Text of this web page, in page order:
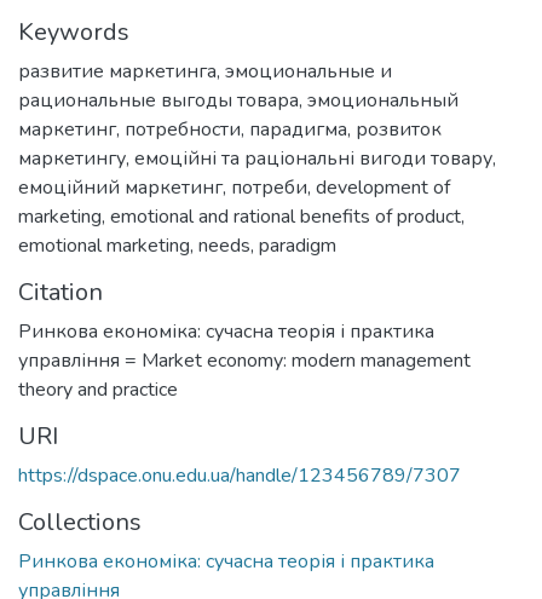
Keywords
развитие маркетинга, эмоциональные и
рациональные выгоды товара, эмоциональный
маркетинг, потребности, парадигма, розвиток
маркетингу, емоційні та раціональні вигоди товару,
емоційний маркетинг, потреби, development of
marketing, emotional and rational benefits of product,
emotional marketing, needs, paradigm
Citation
Ринкова економіка: сучасна теорія і практика
управління = Market economy: modern management
theory and practice
URI
https://dspace.onu.edu.ua/handle/123456789/7307
Collections
Ринкова економіка: сучасна теорія і практика
управління